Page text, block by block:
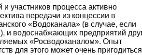
участников процесса активно
передачи из концессии в
«Водоканала» (в случае, если
и водоснабжающих предприятий
«Росводоканалом». Опыт
для этого может очень